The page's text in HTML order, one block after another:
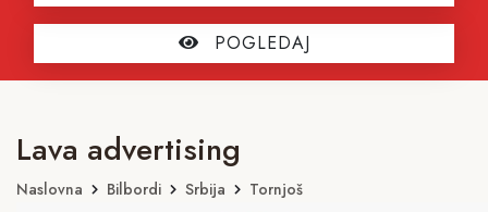
POGLEDAJ
Lava advertising
Naslovna Bilbordi Srbija Tornjoš